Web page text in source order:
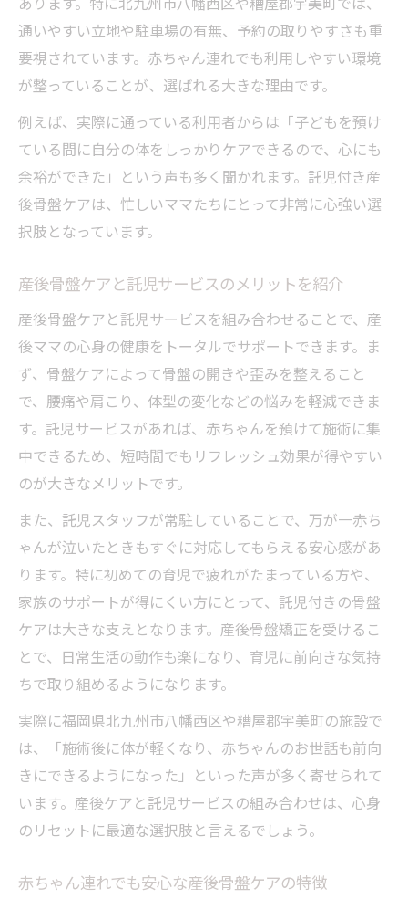
通いやすい立地や駐車場の有無、予約の取りやすさも重
要視されています。赤ちゃん連れでも利用しやすい環境
が整っていることが、選ばれる大きな理由です。
例えば、実際に通っている利用者からは「子どもを預け
ている間に自分の体をしっかりケアできるので、心にも
余裕ができた」という声も多く聞かれます。託児付き産
後骨盤ケアは、忙しいママたちにとって非常に心強い選
択肢となっています。
産後骨盤ケアと託児サービスのメリットを紹介
産後骨盤ケアと託児サービスを組み合わせることで、産
後ママの心身の健康をトータルでサポートできます。ま
ず、骨盤ケアによって骨盤の開きや歪みを整えること
で、腰痛や肩こり、体型の変化などの悩みを軽減できま
す。託児サービスがあれば、赤ちゃんを預けて施術に集
中できるため、短時間でもリフレッシュ効果が得やすい
のが大きなメリットです。
また、託児スタッフが常駐していることで、万が一赤ち
ゃんが泣いたときもすぐに対応してもらえる安心感があ
ります。特に初めての育児で疲れがたまっている方や、
家族のサポートが得にくい方にとって、託児付きの骨盤
ケアは大きな支えとなります。産後骨盤矯正を受けるこ
とで、日常生活の動作も楽になり、育児に前向きな気持
ちで取り組めるようになります。
実際に福岡県北九州市八幡西区や糟屋郡宇美町の施設で
は、「施術後に体が軽くなり、赤ちゃんのお世話も前向
きにできるようになった」といった声が多く寄せられて
います。産後ケアと託児サービスの組み合わせは、心身
のリセットに最適な選択肢と言えるでしょう。
赤ちゃん連れでも安心な産後骨盤ケアの特徴